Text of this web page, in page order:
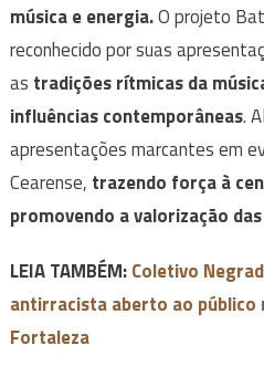
música e energia.O projeto
reconhecido por suas
as tradições rítmicas da
influências contemporâneas.
apresentações marcantes em
Cearense, trazendo força à
promovendo a valorização
LEIA TAMBÉM:Coletivo
antirracista aberto ao público
Fortaleza